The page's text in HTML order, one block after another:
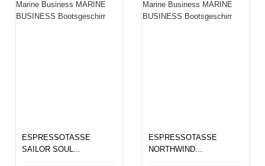
ESPRESSOTASSE
SAILOR SOUL...
ESPRESSOTASSE
NORTHWIND...